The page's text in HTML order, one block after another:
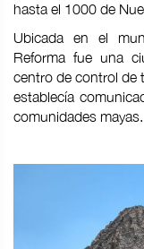
hasta el 1000 de
Ubicada en el
Reforma fue una
centro de control de
establecía
comunidades mayas.